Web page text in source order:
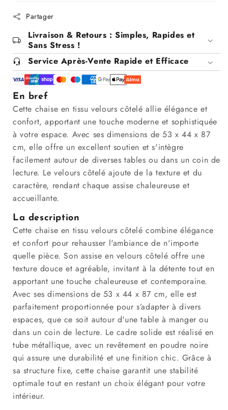
Partager
Livraison & Retours : Simples, Rapides et
Sans Stress !
Service Après-Vente Rapide et Efficace
En bref
Cette chaise en tissu velours côtelé allie élégance et
confort, apportant une touche moderne et sophistiquée
à votre espace. Avec ses dimensions de 53 x 44 x 87
cm, elle offre un excellent soutien et s'intègre
facilement autour de diverses tables ou dans un coin de
lecture. Le velours côtelé ajoute de la texture et du
caractère, rendant chaque assise chaleureuse et
accueillante.
La description
Cette chaise en tissu velours côtelé combine élégance
et confort pour rehausser l'ambiance de n'importe
quelle pièce. Son assise en velours côtelé offre une
texture douce et agréable, invitant à la détente tout en
apportant une touche chaleureuse et contemporaine.
Avec ses dimensions de 53 x 44 x 87 cm, elle est
parfaitement proportionnée pour s’adapter à divers
espaces, que ce soit autour d'une table à manger ou
dans un coin de lecture. Le cadre solide est réalisé en
tube métallique, avec un revêtement en poudre noire
qui assure une durabilité et une finition chic. Grâce à
sa structure fixe, cette chaise garantit une stabilité
optimale tout en restant un choix élégant pour votre
intérieur.